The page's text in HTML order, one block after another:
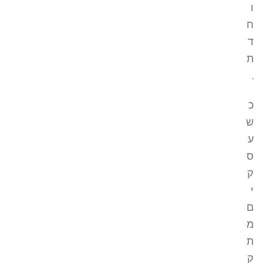
ו
ח
ד
ת
.
כ
ש
ע
ס
ק
י
ם
מ
ת
ק